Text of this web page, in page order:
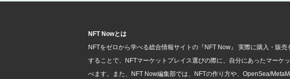
NFT Nowとは
NFTをゼロから学べる総合情報サイトの『NFT Now』 実際に購入・販売
することで、NFTマーケットプレイス選びの際に、自分にあったマーケ
べます。また、NFT Now編集部では、NFTの作り方や、OpenSea/